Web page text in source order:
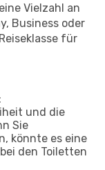
Vielzahl an
Business oder
für
:
und die
Sie
könnte es eine
den Toiletten